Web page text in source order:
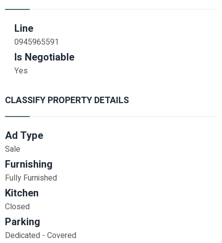
Line
0945965591
Is Negotiable
Yes
CLASSIFY PROPERTY DETAILS
Ad Type
Sale
Furnishing
Fully Furnished
Kitchen
Closed
Parking
Dedicated - Covered